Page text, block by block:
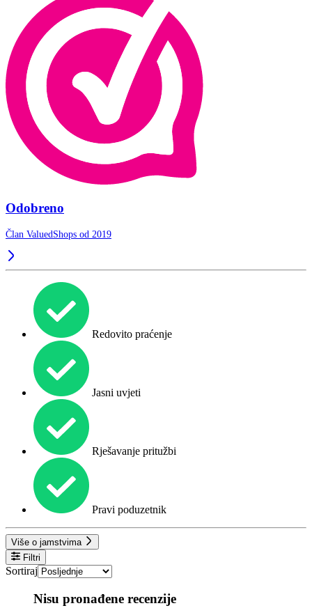
Odobreno
Član ValuedShops od 2019
Redovito praćenje
Jasni uvjeti
Rješavanje pritužbi
Pravi poduzetnik
Više o jamstvima
Filtri
Sortiraj
Nisu pronađene recenzije